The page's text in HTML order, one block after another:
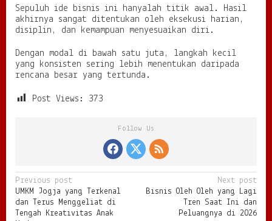
Sepuluh ide bisnis ini hanyalah titik awal. Hasil
akhirnya sangat ditentukan oleh eksekusi harian,
disiplin, dan kemampuan menyesuaikan diri.
Dengan modal di bawah satu juta, langkah kecil
yang konsisten sering lebih menentukan daripada
rencana besar yang tertunda.
Post Views: 373
Follow Us
P
o
s
Previous post
UMKM Jogja yang Terkenal
dan Terus Menggeliat di
Tengah Kreativitas Anak
Next post
Bisnis Oleh Oleh yang Lagi
Tren Saat Ini dan
Peluangnya di 2026